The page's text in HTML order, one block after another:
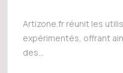
Artizone.fr réunit les
expérimentés, offrant
des...